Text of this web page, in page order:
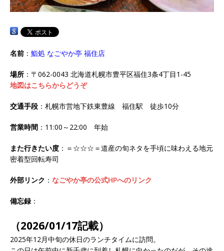
名前 ： 鮨処 なごやか亭 福住店
場所 ：〒062-0043 北海道札幌市豊平区福住3条4丁目1-45
地図はこちらからどうぞ
交通手段 ：札幌市営地下鉄東豊線 福住駅 徒歩10分
営業時間 ：11:00～22:00 年始
また行きたい度 ：＝☆☆☆＝道産の旬ネタを手頃に味わえる地元
密着型回転寿司
外部リンク ： なごやか亭の公式HPへのリンク
備忘録 ：
（2026/01/17記載）
2025年12月中旬の休日のランチタイムに訪問。